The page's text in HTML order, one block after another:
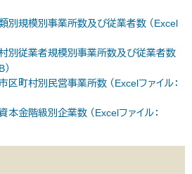
規模別事業所数及び従業者数 （Excel
従業者規模別事業所数及び従業者数
町村別民営事業所数 （Excelファイル：
金階級別企業数 （Excelファイル：